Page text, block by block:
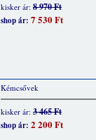
kisker ár: 8 970 Ft
shop ár: 7 530 Ft
Kémcsővek
kisker ár: 3 465 Ft
shop ár: 2 200 Ft